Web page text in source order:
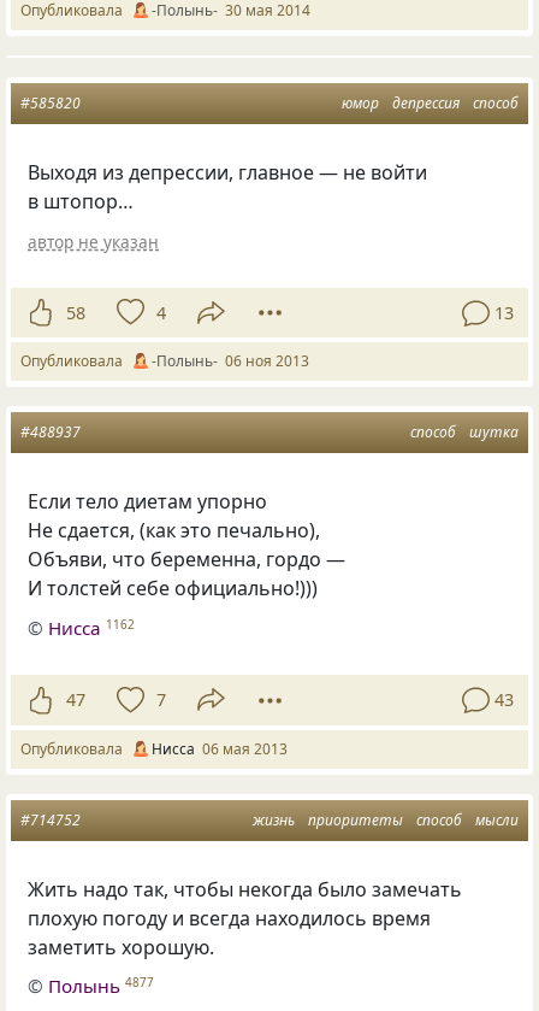
Опубликовала -Полынь- 30 мая 2014
юмор депрессия способ
#585820
Выходя из депрессии, главное — не войти
в штопор…
автор не указан
58 4 13
Опубликовала -Полынь- 06 ноя 2013
способ шутка
#488937
Если тело диетам упорно
Не сдается, (как это печально),
Объяви, что беременна, гордо —
И толстей себе официально!)))
© Нисса 1162
47 7 43
Опубликовала Нисса 06 мая 2013
жизнь приоритеты способ мысли
#714752
Жить надо так, чтобы некогда было замечать
плохую погоду и всегда находилось время
заметить хорошую.
© Полынь 4877